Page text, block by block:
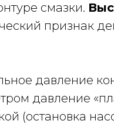
смазки.
признак
давление
давление
(остановка